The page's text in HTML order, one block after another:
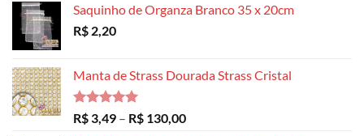
Saquinho de Organza Branco 35 x 20cm
R$ 2,20
Manta de Strass Dourada Strass Cristal
Avaliação
5.00
de 5
R$ 3,49 – R$ 130,00Faixa